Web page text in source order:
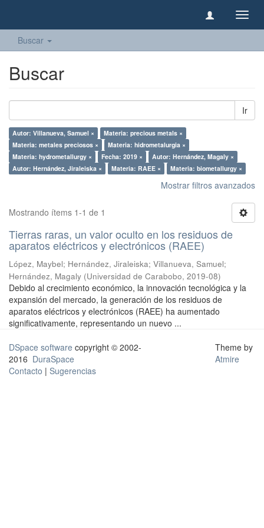
Buscar
Buscar
Ir
Autor: Villanueva, Samuel ×
Materia: precious metals ×
Materia: metales preciosos ×
Materia: hidrometalurgia ×
Materia: hydrometallurgy ×
Fecha: 2019 ×
Autor: Hernández, Magaly ×
Autor: Hernández, Jiraleiska ×
Materia: RAEE × Materia: biometallurgy ×
Mostrar filtros avanzados
Mostrando ítems 1-1 de 1
Tierras raras, un valor oculto en los residuos de
aparatos eléctricos y electrónicos (RAEE)
López, Maybel; Hernández, Jiraleiska; Villanueva, Samuel;
Hernández, Magaly (Universidad de Carabobo, 2019-08)
Debido al crecimiento económico, la innovación tecnológica y la
expansión del mercado, la generación de los residuos de
aparatos eléctricos y electrónicos (RAEE) ha aumentado
significativamente, representando un nuevo ...
DSpace software copyright © 2002-
2016 DuraSpace
Contacto | Sugerencias
Theme by
Atmire